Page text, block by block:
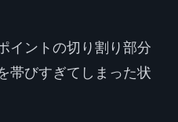
イントの切り割り部分
帯びすぎてしまった状